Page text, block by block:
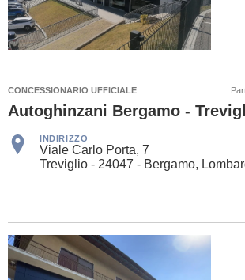
CONCESSIONARIO UFFICIALE
Autoghinzani Bergamo -
INDIRIZZO
Viale Carlo Porta, 7
Treviglio - 24047 - Bergamo,